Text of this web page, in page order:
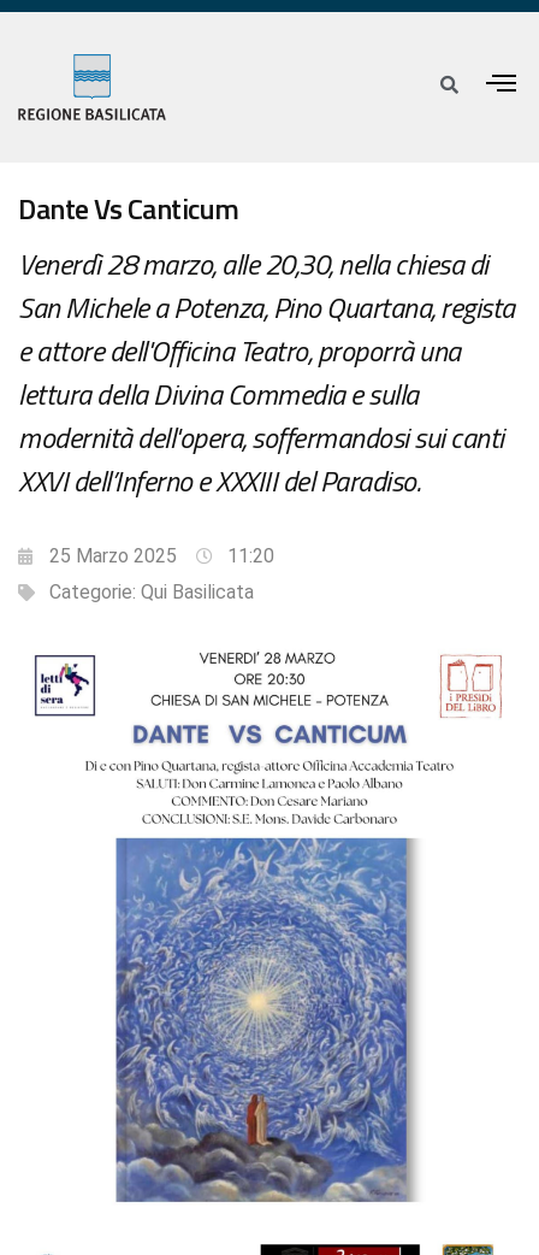
Dante Vs Canticum
Venerdì 28 marzo, alle 20,30, nella chiesa di
San Michele a Potenza, Pino Quartana, regista
e attore dell'Officina Teatro, proporrà una
lettura della Divina Commedia e sulla
modernità dell'opera, soffermandosi sui canti
XXVI dell’Inferno e XXXIII del Paradiso.
25 Marzo 2025
11:20
Categorie: Qui Basilicata